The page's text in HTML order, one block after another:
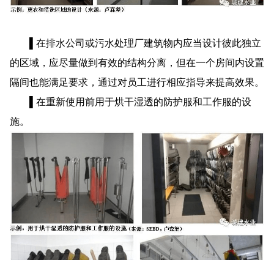
▌在排水公司或污水处理厂建筑物内应当设计彼此独立
的区域，应尽量做到有效的结构分离，但在一个房间内设置
隔间也能满足要求，通过对员工进行相应指导来提高效果。
▌在重新使用前用于烘干湿透的防护服和工作服的设
施。